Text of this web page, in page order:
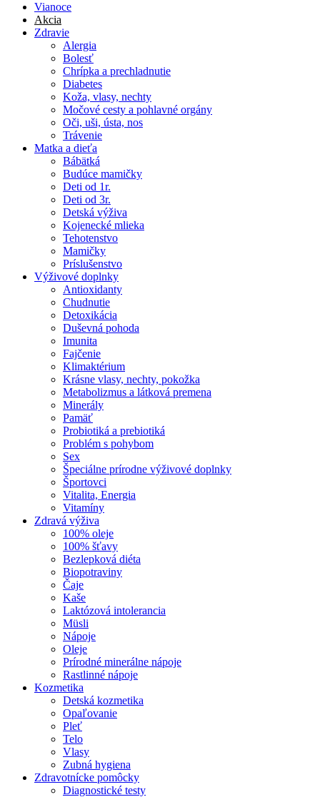
Vianoce
Akcia
Zdravie
Alergia
Bolesť
Chrípka a prechladnutie
Diabetes
Koža, vlasy, nechty
Močové cesty a pohlavné orgány
Oči, uši, ústa, nos
Trávenie
Matka a dieťa
Bábätká
Budúce mamičky
Deti od 1r.
Deti od 3r.
Detská výživa
Kojenecké mlieka
Tehotenstvo
Mamičky
Príslušenstvo
Výživové doplnky
Antioxidanty
Chudnutie
Detoxikácia
Duševná pohoda
Imunita
Fajčenie
Klimaktérium
Krásne vlasy, nechty, pokožka
Metabolizmus a látková premena
Minerály
Pamäť
Probiotiká a prebiotiká
Problém s pohybom
Sex
Špeciálne prírodne výživové doplnky
Športovci
Vitalita, Energia
Vitamíny
Zdravá výživa
100% oleje
100% šťavy
Bezlepková diéta
Biopotraviny
Čaje
Kaše
Laktózová intolerancia
Müsli
Nápoje
Oleje
Prírodné minerálne nápoje
Rastlinné nápoje
Kozmetika
Detská kozmetika
Opaľovanie
Pleť
Telo
Vlasy
Zubná hygiena
Zdravotnícke pomôcky
Diagnostické testy